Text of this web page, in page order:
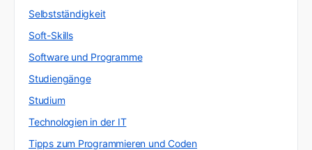
Selbstständigkeit
Soft-Skills
Software und Programme
Studiengänge
Studium
Technologien in der IT
Tipps zum Programmieren und Coden